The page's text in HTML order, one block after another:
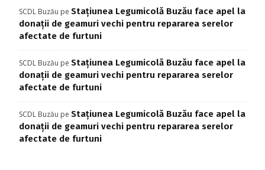
SCDL Buzău pe Stațiunea Legumicolă Buzău face apel la
donații de geamuri vechi pentru repararea serelor
afectate de furtuni
SCDL Buzău pe Stațiunea Legumicolă Buzău face apel la
donații de geamuri vechi pentru repararea serelor
afectate de furtuni
SCDL Buzău pe Stațiunea Legumicolă Buzău face apel la
donații de geamuri vechi pentru repararea serelor
afectate de furtuni